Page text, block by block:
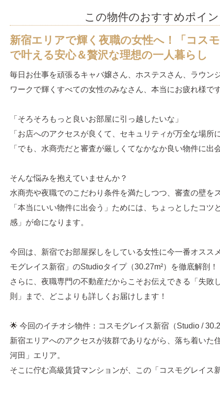
この物件のおすすめポイ
新宿エリアで輝く夜職の女性へ！「コス
で叶える安心＆贅沢な理想の一人暮らし
毎日お仕事を頑張るキャバ嬢さん、ホステスさん、ラウン
ワークで輝くすべての女性のみなさん、本当にお疲れ様で
「そろそろもっと良いお部屋に引っ越したいな」
「お店へのアクセスが良くて、セキュリティが万全な場所
「でも、水商売だと審査が厳しくてなかなか良い物件に出
そんな悩みを抱えていませんか？
水商売や夜職でのこだわり条件を満たしつつ、審査の壁を
「本当にいい物件に出会う」ためには、ちょっとしたコツ
感」が命になります。
今回は、新宿でお部屋探しをしている女性に今一番オスス
モグレイス新宿」のStudioタイプ（30.27m²）を徹底解剖！
さらに、夜職専門の不動産だからこそお伝えできる「失敗
則」まで、どこよりも詳しくお届けします！
🌟 今回のイチオシ物件：コスモグレイス新宿（Studio /
新宿エリアへのアクセスが抜群でありながら、落ち着いた
河田」エリア。
そこに佇む高級賃貸マンションが、この「コスモグレイス